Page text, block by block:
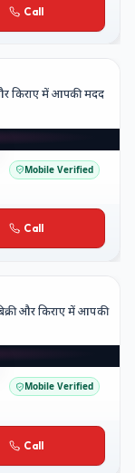
Call
और किराए में आपकी मदद
Mobile Verified
Call
और किराए में आपकी
Mobile Verified
Call